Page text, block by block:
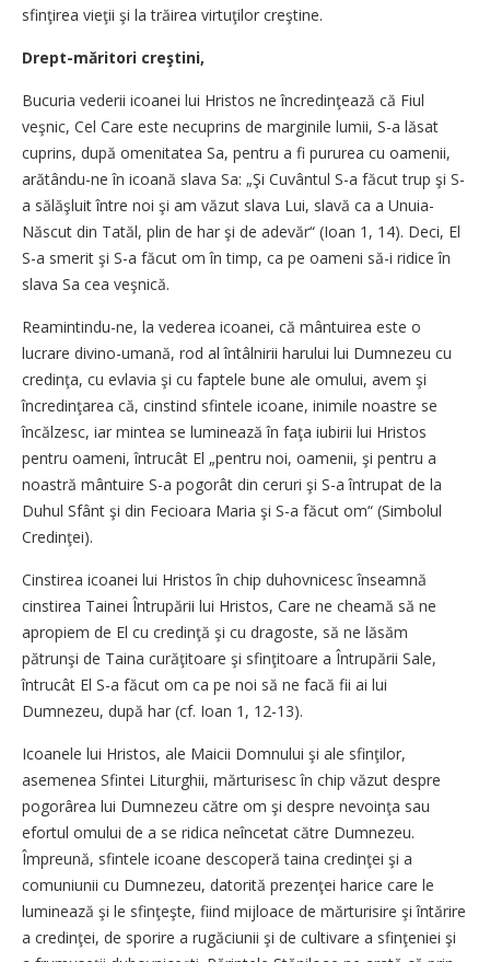
sfinţirea vieţii şi la trăirea virtuţilor creştine.
Drept-măritori creştini,
Bucuria vederii icoanei lui Hristos ne încredinţează că Fiul
veşnic, Cel Care este necuprins de marginile lumii, S-a lăsat
cuprins, după omenitatea Sa, pentru a fi pururea cu oamenii,
arătându-ne în icoană slava Sa: „Şi Cuvântul S-a făcut trup şi S-
a sălăşluit între noi şi am văzut slava Lui, slavă ca a Unuia-
Născut din Tatăl, plin de har şi de adevăr“ (Ioan 1, 14). Deci, El
S-a smerit şi S-a făcut om în timp, ca pe oameni să-i ridice în
slava Sa cea veşnică.
Reamintindu-ne, la vederea icoanei, că mântuirea este o
lucrare divino-umană, rod al întâlnirii harului lui Dumnezeu cu
credinţa, cu evlavia şi cu faptele bune ale omului, avem şi
încredinţarea că, cinstind sfintele icoane, inimile noastre se
încălzesc, iar mintea se luminează în faţa iubirii lui Hristos
pentru oameni, întrucât El „pentru noi, oamenii, şi pentru a
noastră mântuire S-a pogorât din ceruri şi S-a întrupat de la
Duhul Sfânt şi din Fecioara Maria şi S-a făcut om“ (Simbolul
Credinţei).
Cinstirea icoanei lui Hristos în chip duhovnicesc înseamnă
cinstirea Tainei Întrupării lui Hristos, Care ne cheamă să ne
apropiem de El cu credinţă şi cu dragoste, să ne lăsăm
pătrunşi de Taina curăţitoare şi sfinţitoare a Întrupării Sale,
întrucât El S-a făcut om ca pe noi să ne facă fii ai lui
Dumnezeu, după har (cf. Ioan 1, 12-13).
Icoanele lui Hristos, ale Maicii Domnului şi ale sfinţilor,
asemenea Sfintei Liturghii, mărturisesc în chip văzut despre
pogorârea lui Dumnezeu către om şi despre nevoinţa sau
efortul omului de a se ridica neîncetat către Dumnezeu.
Împreună, sfintele icoane descoperă taina credinţei şi a
comuniunii cu Dumnezeu, datorită prezenţei harice care le
luminează şi le sfinţeşte, fiind mijloace de mărturisire şi întărire
a credinţei, de sporire a rugăciunii şi de cultivare a sfinţeniei şi